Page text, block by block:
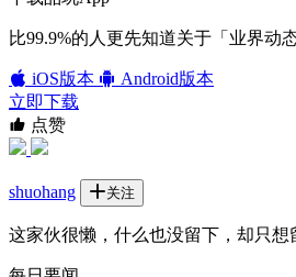
比99.9%的人更先知道关于「业界动
iOS版本
Android版本
立即下载
点赞
shuohang 关注
这家伙很懒，什么也没留下，却只想